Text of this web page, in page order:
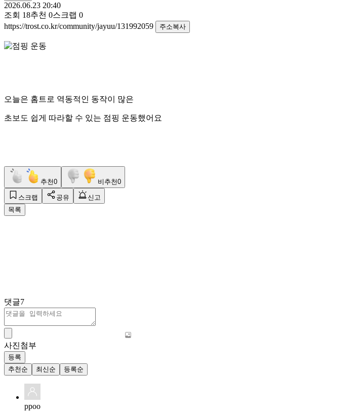
2026.06.23 20:40
조회 18추천 0스크랩 0
https://trost.co.kr/community/jayuu/131992059
주소복사
오늘은 홈트로 역동적인 동작이 많은
초보도 쉽게 따라할 수 있는 점핑 운동했어요
추천0 비추천0
스크랩 공유
신고
목록
댓글7
사진첨부
등록
추천순
최신순 등록순
ppoo